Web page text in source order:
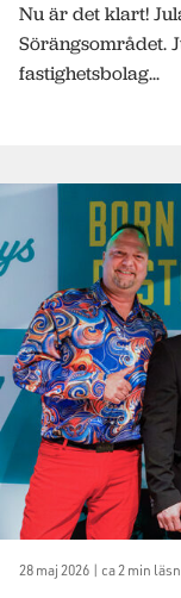
Nu är det klart!
Sörängsområdet.
fastighetsbolag...
28 maj 2026 | ca 2 min